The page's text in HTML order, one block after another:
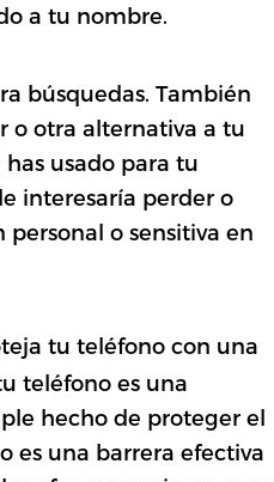
a tu nombre.
búsquedas. También
o otra alternativa a tu
usado para tu
interesaría perder o
o sensitiva en
tu teléfono con una
teléfono es una
hecho de proteger el
es una barrera efectiva